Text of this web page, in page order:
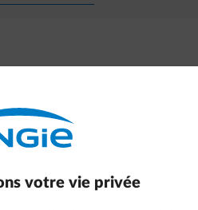
votre vie privée